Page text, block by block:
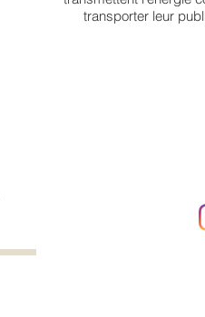
transporter leur